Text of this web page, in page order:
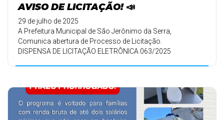
AVISO DE LICITAÇÃO! 📣
29 de julho de 2025
A Prefeitura Municipal de São Jerônimo da Serra,
Comunica abertura de Processo de Licitação.
DISPENSA DE LICITAÇÃO ELETRÔNICA 063/2025